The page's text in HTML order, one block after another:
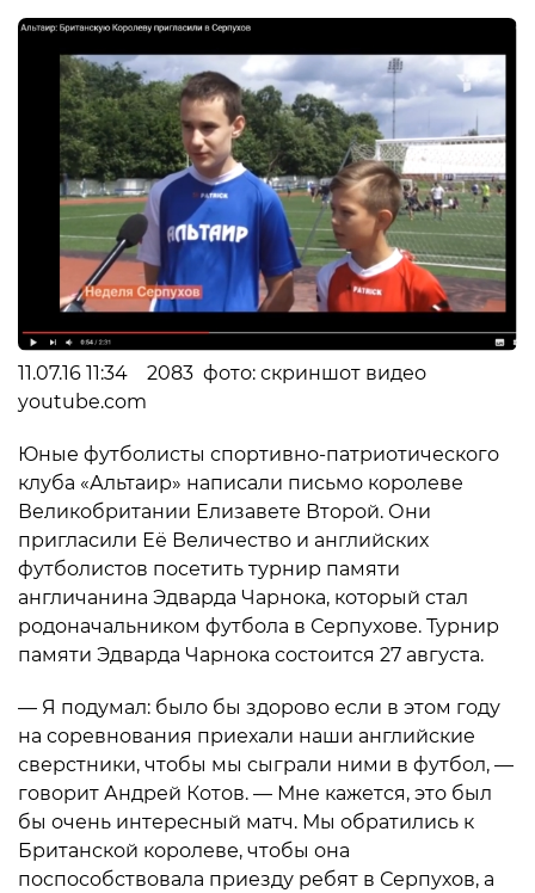
11.07.16 11:34 2083 фото: скриншот видео
youtube.com
Юные футболисты спортивно-патриотического
клуба «Альтаир» написали письмо королеве
Великобритании Елизавете Второй. Они
пригласили Её Величество и английских
футболистов посетить турнир памяти
англичанина Эдварда Чарнока, который стал
родоначальником футбола в Серпухове. Турнир
памяти Эдварда Чарнока состоится 27 августа.
— Я подумал: было бы здорово если в этом году
на соревнования приехали наши английские
сверстники, чтобы мы сыграли ними в футбол, —
говорит Андрей Котов. — Мне кажется, это был
бы очень интересный матч. Мы обратились к
Британской королеве, чтобы она
поспособствовала приезду ребят в Серпухов, а